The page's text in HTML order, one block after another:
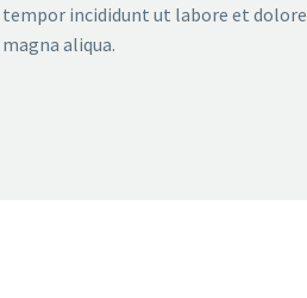
tempor incididunt ut labore et dolore
magna aliqua.